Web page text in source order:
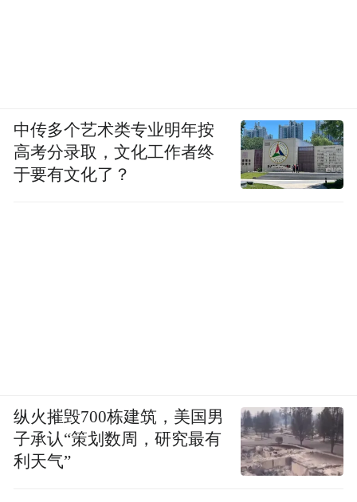
中传多个艺术类专业明年按
高考分录取，文化工作者终
于要有文化了？
纵火摧毁700栋建筑，美国男
子承认“策划数周，研究最有
利天气”